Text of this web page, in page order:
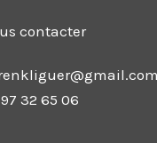
contacter
32 65 06